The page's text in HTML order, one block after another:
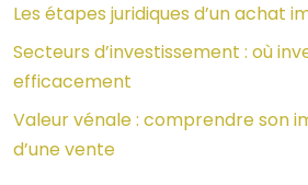
Les étapes juridiques d’un achat
Secteurs d’investissement : où
efficacement
Valeur vénale : comprendre son
d’une vente